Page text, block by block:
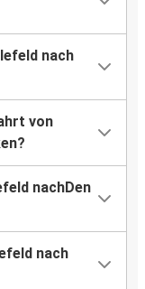
nach
von
nachDen
nach